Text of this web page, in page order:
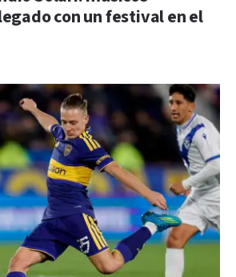
con un festival en el